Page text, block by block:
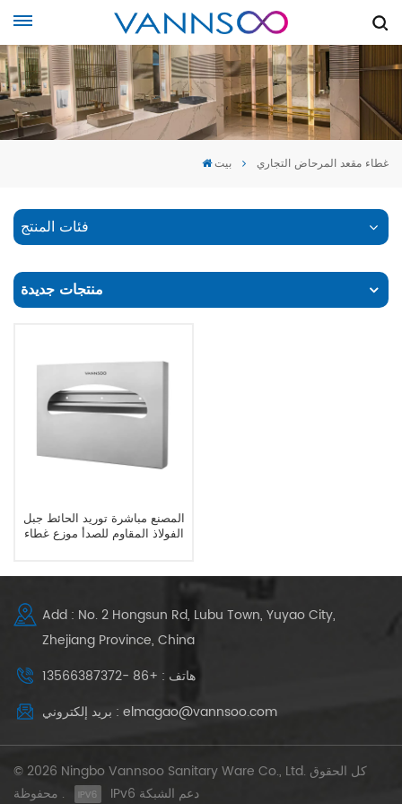
بيت غطاء مقعد المرحاض التجاري
فئات المنتج
منتجات جديدة
المصنع مباشرة توريد الحائط جبل
الفولاذ المقاوم للصدأ موزع غطاء
Add : No. 2 Hongsun Rd, Lubu Town, Yuyao City,
Zhejiang Province, China
هاتف : +86 -13566387372
بريد إلكتروني : elmagao@vannsoo.com
© 2026 Ningbo Vannsoo Sanitary Ware Co., Ltd. كل الحقوق
محفوظة .
IPv6 دعم الشبكة